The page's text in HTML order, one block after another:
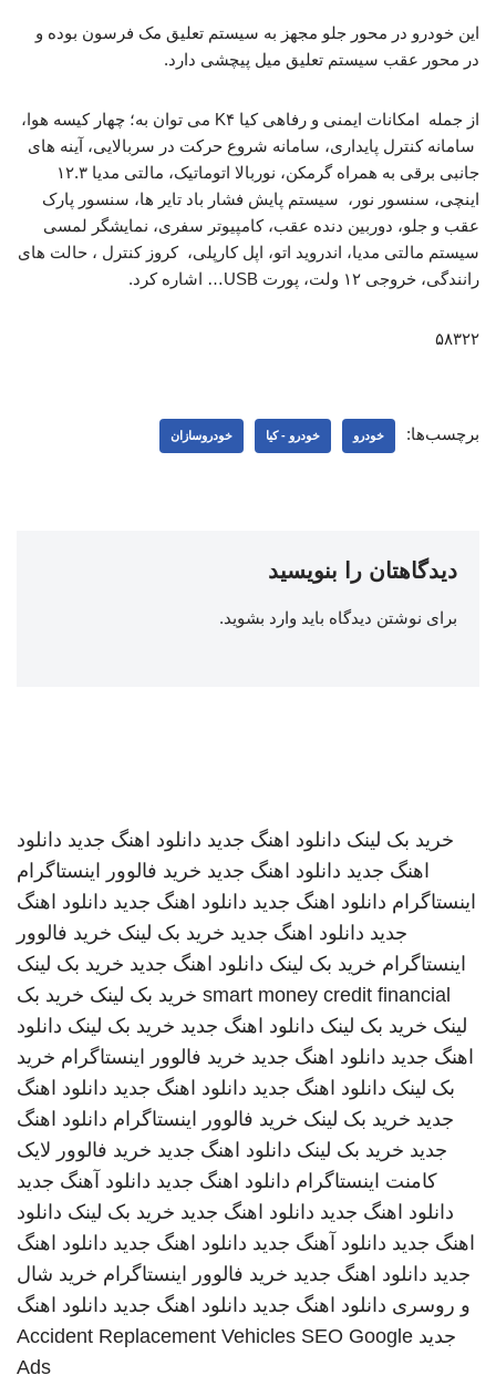
این خودرو در محور جلو مجهز به سیستم تعلیق مک فرسون بوده و
در محور عقب سیستم تعلیق میل پیچشی دارد.
از جمله امکانات ایمنی و رفاهی کیا K۴ می توان به؛ چهار کیسه هوا،
سامانه کنترل پایداری، سامانه شروع حرکت در سربالایی، آینه های
جانبی برقی به همراه گرمکن، نوربالا اتوماتیک، مالتی مدیا ۱۲.۳
اینچی، سنسور نور، سیستم پایش فشار باد تایر ها، سنسور پارک
عقب و جلو، دوربین دنده عقب، کامپیوتر سفری، نمایشگر لمسی
سیستم مالتی مدیا، اندروید اتو، اپل کارپلی، کروز کنترل ، حالت های
رانندگی، خروجی ۱۲ ولت، پورت USB… اشاره کرد.
۵۸۳۲۲
برچسب‌ها: خودرو خودرو - کیا خودروسازان
دیدگاهتان را بنویسید
برای نوشتن دیدگاه باید وارد بشوید.
خرید بک لینک دانلود اهنگ جدید دانلود اهنگ جدید دانلود
اهنگ جدید دانلود اهنگ جدید خرید فالوور اینستاگرام
اینستاگرام دانلود اهنگ جدید دانلود اهنگ جدید دانلود اهنگ
جدید دانلود اهنگ جدید خرید بک لینک خرید فالوور
اینستاگرام خرید بک لینک دانلود اهنگ جدید خرید بک لینک
smart money credit financial خرید بک لینک خرید بک
لینک خرید بک لینک دانلود اهنگ جدید خرید بک لینک دانلود
اهنگ جدید دانلود اهنگ جدید خرید فالوور اینستاگرام خرید
بک لینک دانلود اهنگ جدید دانلود اهنگ جدید دانلود اهنگ
جدید خرید بک لینک خرید فالوور اینستاگرام دانلود اهنگ
جدید خرید بک لینک دانلود اهنگ جدید خرید فالوور لایک
کامنت اینستاگرام دانلود اهنگ جدید دانلود آهنگ جدید
دانلود اهنگ جدید دانلود اهنگ جدید خرید بک لینک دانلود
اهنگ جدید دانلود آهنگ جدید دانلود اهنگ جدید دانلود اهنگ
جدید دانلود اهنگ جدید خرید فالوور اینستاگرام خرید شال
و روسری دانلود اهنگ جدید دانلود اهنگ جدید دانلود اهنگ
جدید
Accident Replacement Vehicles SEO Google
Ads